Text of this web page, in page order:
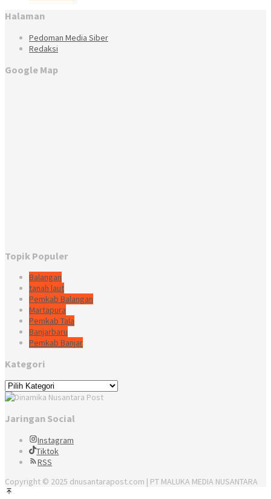
Halaman
Pedoman Media Siber
Redaksi
Google Map
Topik Populer
Balangan
tanah laut
Pemkab Balangan
Martapura
Pemkab Tala
Banjarbaru
Pemkab Banjar
Kategori
Kategori
Jaringan Social
Instagram
Tiktok
RSS
Copyright © 2025 dnusantarapost.com | PT MALUKA MEDIA NUSANTARA